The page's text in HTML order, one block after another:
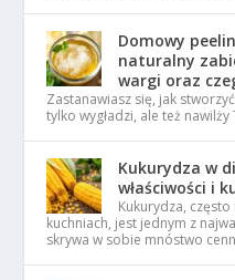
Domowy
naturalny
wargi oraz
Zastanawiasz się, jak
tylko wygładzi, ale też
Kukurydza w
właściwości i
Kukurydza,
kuchniach, jest jednym z
skrywa w sobie mnóstwo